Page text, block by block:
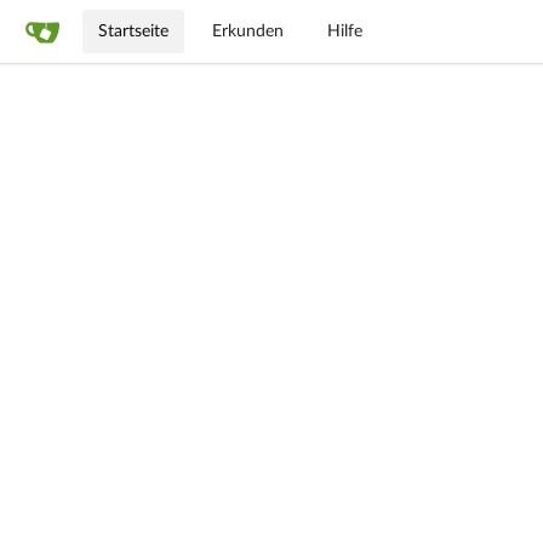
Startseite Erkunden Hilfe